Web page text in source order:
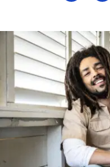
en
Facebook
en
X